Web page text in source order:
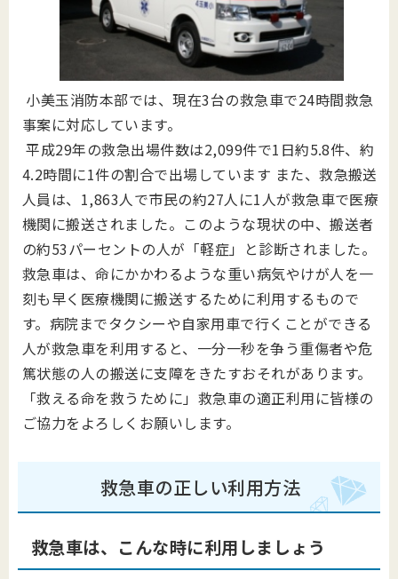
小美玉消防本部では、現在3台の救急車で24時間救急
事案に対応しています。
平成29年の救急出場件数は2,099件で1日約5.8件、約
4.2時間に1件の割合で出場しています また、救急搬送
人員は、1,863人で市民の約27人に1人が救急車で医療
機関に搬送されました。このような現状の中、搬送者
の約53パーセントの人が「軽症」と診断されました。
救急車は、命にかかわるような重い病気やけが人を一
刻も早く医療機関に搬送するために利用するもので
す。病院までタクシーや自家用車で行くことができる
人が救急車を利用すると、一分一秒を争う重傷者や危
篤状態の人の搬送に支障をきたすおそれがあります。
「救える命を救うために」救急車の適正利用に皆様の
ご協力をよろしくお願いします。
救急車の正しい利用方法
救急車は、こんな時に利用しましょう